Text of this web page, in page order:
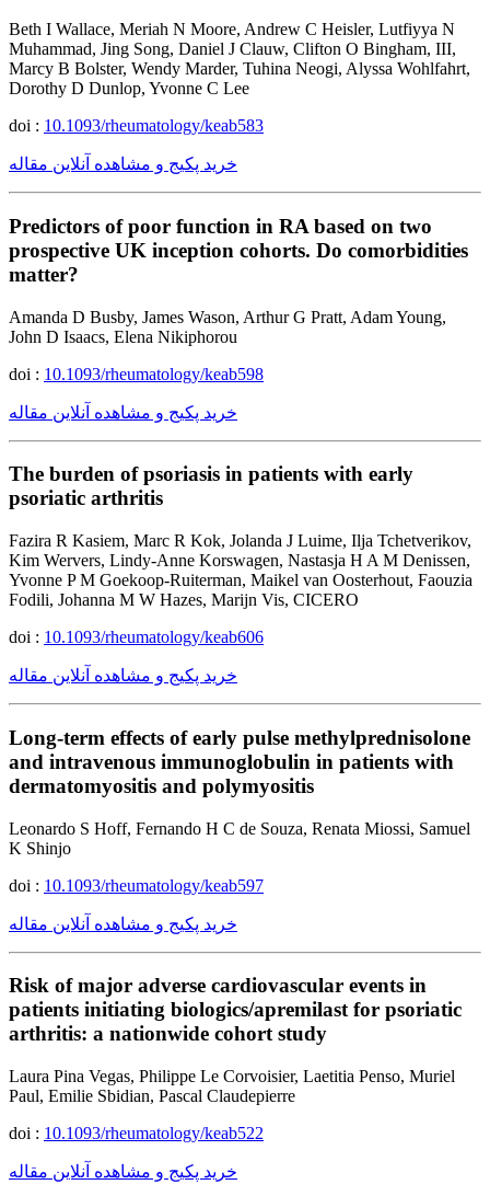
Beth I Wallace, Meriah N Moore, Andrew C Heisler, Lutfiyya N
Muhammad, Jing Song, Daniel J Clauw, Clifton O Bingham, III,
Marcy B Bolster, Wendy Marder, Tuhina Neogi, Alyssa Wohlfahrt,
Dorothy D Dunlop, Yvonne C Lee
doi : 10.1093/rheumatology/keab583
خرید پکیج و مشاهده آنلاین مقاله
Predictors of poor function in RA based on two
prospective UK inception cohorts. Do comorbidities
matter?
Amanda D Busby, James Wason, Arthur G Pratt, Adam Young,
John D Isaacs, Elena Nikiphorou
doi : 10.1093/rheumatology/keab598
خرید پکیج و مشاهده آنلاین مقاله
The burden of psoriasis in patients with early
psoriatic arthritis
Fazira R Kasiem, Marc R Kok, Jolanda J Luime, Ilja Tchetverikov,
Kim Wervers, Lindy-Anne Korswagen, Nastasja H A M Denissen,
Yvonne P M Goekoop-Ruiterman, Maikel van Oosterhout, Faouzia
Fodili, Johanna M W Hazes, Marijn Vis, CICERO
doi : 10.1093/rheumatology/keab606
خرید پکیج و مشاهده آنلاین مقاله
Long-term effects of early pulse methylprednisolone
and intravenous immunoglobulin in patients with
dermatomyositis and polymyositis
Leonardo S Hoff, Fernando H C de Souza, Renata Miossi, Samuel
K Shinjo
doi : 10.1093/rheumatology/keab597
خرید پکیج و مشاهده آنلاین مقاله
Risk of major adverse cardiovascular events in
patients initiating biologics/apremilast for psoriatic
arthritis: a nationwide cohort study
Laura Pina Vegas, Philippe Le Corvoisier, Laetitia Penso, Muriel
Paul, Emilie Sbidian, Pascal Claudepierre
doi : 10.1093/rheumatology/keab522
خرید پکیج و مشاهده آنلاین مقاله